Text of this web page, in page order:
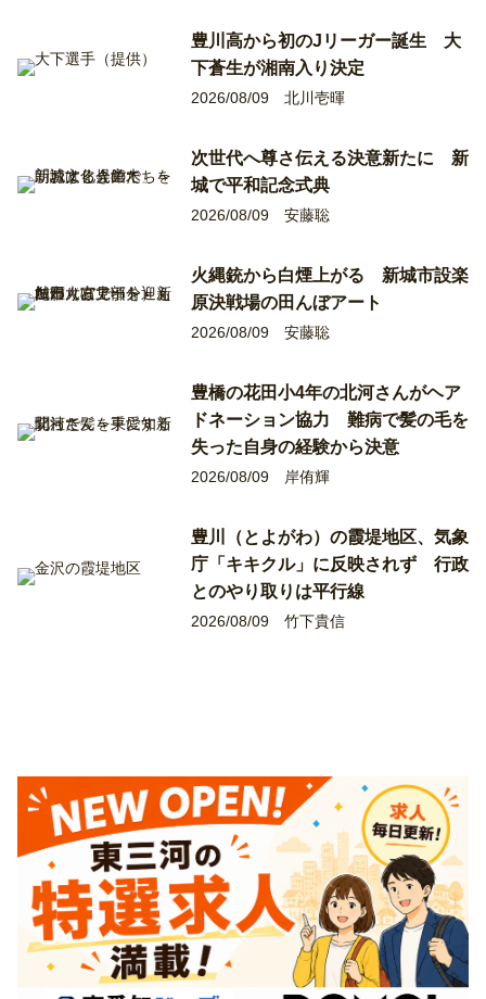
豊川高から初のJリーガー誕生 大
下蒼生が湘南入り決定
2026/08/09 北川壱暉
次世代へ尊さ伝える決意新たに 新
城で平和記念式典
2026/08/09 安藤聡
火縄銃から白煙上がる 新城市設楽
原決戦場の田んぼアート
2026/08/09 安藤聡
豊橋の花田小4年の北河さんがヘア
ドネーション協力 難病で髪の毛を
失った自身の経験から決意
2026/08/09 岸侑輝
豊川（とよがわ）の霞堤地区、気象
庁「キキクル」に反映されず 行政
とのやり取りは平行線
2026/08/09 竹下貴信